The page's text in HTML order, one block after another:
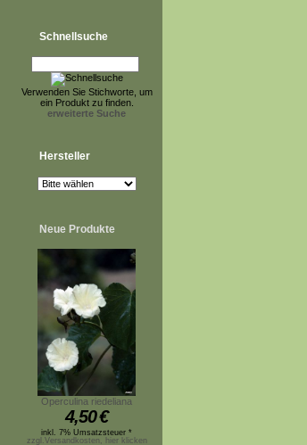
Schnellsuche
Verwenden Sie Stichworte, um
ein Produkt zu finden.
erweiterte Suche
Hersteller
Neue Produkte
Operculina riedeliana
4,50€
inkl. 7% Umsatzsteuer *
zzgl.Versandkosten, hier klicken